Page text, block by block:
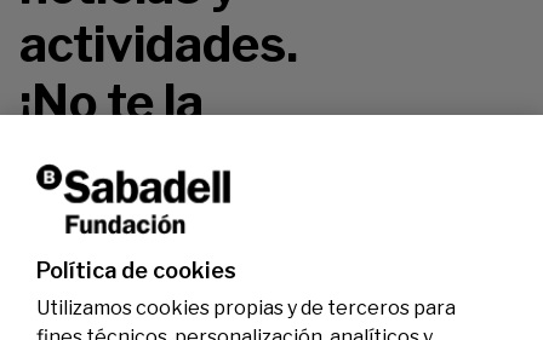
actividades.
¡No te la
pierdas!
Política de cookies
Utilizamos cookies propias y de terceros para